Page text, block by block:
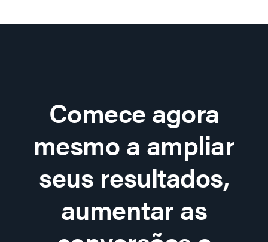
Comece agora
mesmo a ampliar
seus resultados,
aumentar as